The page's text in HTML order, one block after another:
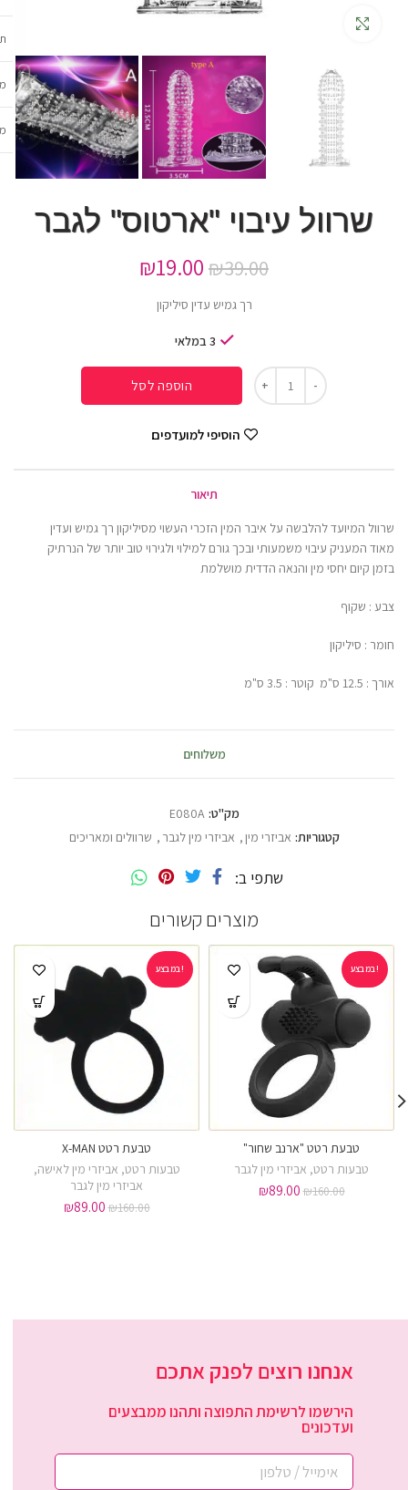
שרוול עיבוי "ארטוס" לגבר
₪39.00
₪19.00
רך גמיש עדין סיליקון
3 במלאי
הוספה לסל
הוסיפי למועדפים
תיאור
שרוול המיועד להלבשה על איבר המין הזכרי העשוי מסיליקון רך גמיש ועדין
מאוד המעניק עיבוי משמעותי ובכך גורם למילוי ולגירוי טוב יותר של הנרתיק
בזמן קיום יחסי מין והנאה הדדית מושלמת
צבע : שקוף
חומר : סיליקון
אורך : 12.5 ס"מ קוטר : 3.5 ס"מ
משלוחים
מק"ט: E080A
קטגוריות: אביזרי מין, אביזרי מין לגבר , שרוולים ומאריכים
שתפי ב
מוצרים קשורים
במבצע!
טבעת רטט "ארנב שחור"
טבעות רטט, אביזרי מין לגבר
₪160.00
₪89.00
במבצע!
טבעת רטט X-MAN
טבעות רטט, אביזרי מין לאישה,
אביזרי מין לגבר
₪160.00
₪89.00
אנחנו רוצים לפנק אתכם
הירשמו לרשימת התפוצה ותהנו ממבצעים
ועדכונים